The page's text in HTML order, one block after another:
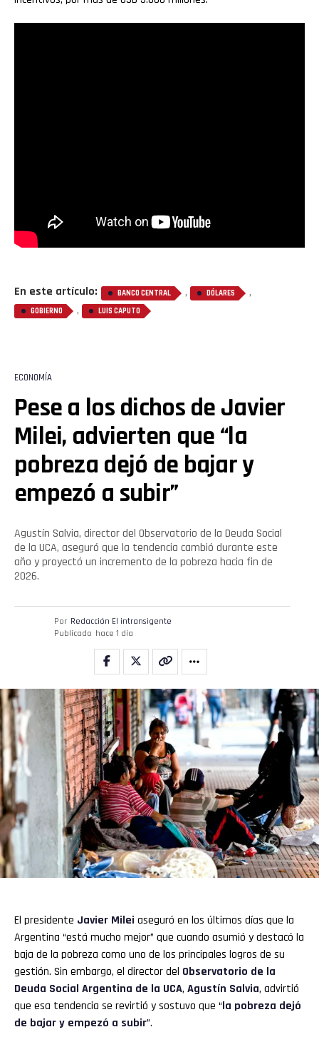
En este artículo: BANCO CENTRAL , DÓLARES ,
GOBIERNO , LUIS CAPUTO
ECONOMÍA
Pese a los dichos de Javier
Milei, advierten que “la
pobreza dejó de bajar y
empezó a subir”
Agustín Salvia, director del Observatorio de la Deuda Social
de la UCA, aseguró que la tendencia cambió durante este
año y proyectó un incremento de la pobreza hacia fin de
2026.
Por Redacción El intransigente
Publicado hace 1 día
El presidente Javier Milei aseguró en los últimos días que la
Argentina “está mucho mejor” que cuando asumió y destacó la
baja de la pobreza como uno de los principales logros de su
gestión. Sin embargo, el director del Observatorio de la
Deuda Social Argentina de la UCA, Agustín Salvia, advirtió
que esa tendencia se revirtió y sostuvo que “la pobreza dejó
de bajar y empezó a subir”.